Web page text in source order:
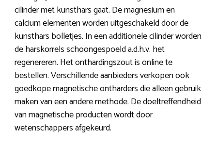
cilinder met kunsthars gaat. De magnesium en
calcium elementen worden uitgeschakeld door de
kunsthars bolletjes. In een additionele cilinder worden
de harskorrels schoongespoeld a.d.h.v. het
regenereren. Het onthardingszout is online te
bestellen. Verschillende aanbieders verkopen ook
goedkope magnetische ontharders die alleen gebruik
maken van een andere methode. De doeltreffendheid
van magnetische producten wordt door
wetenschappers afgekeurd.